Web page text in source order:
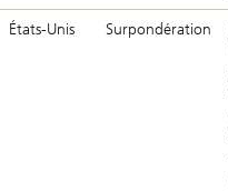
États-Unis Surpondération